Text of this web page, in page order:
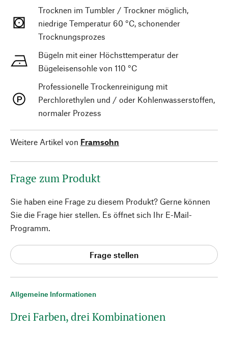
Allgemeine Informationen
Drei Farben, drei Kombinationen
Trocknen im Tumbler / Trockner möglich,
niedrige Temperatur 60 °C, schonender
Trocknungsprozes
Bügeln mit einer Höchsttemperatur der
Bügeleisensohle von 110 °C
Professionelle Trockenreinigung mit
Perchlorethylen und / oder Kohlenwasserstoffen,
normaler Prozess
Weitere Artikel von Framsohn
Frage zum Produkt
Sie haben eine Frage zu diesem Produkt? Gerne können
Sie die Frage hier stellen. Es öffnet sich Ihr E-Mail-
Programm.
Frage stellen